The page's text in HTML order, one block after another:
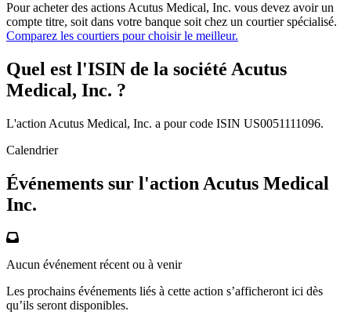
Pour acheter des actions Acutus Medical, Inc. vous devez avoir un
compte titre, soit dans votre banque soit chez un courtier spécialisé.
Comparez les courtiers pour choisir le meilleur.
Quel est l'ISIN de la société Acutus
Medical, Inc. ?
L'action Acutus Medical, Inc. a pour code ISIN US0051111096.
Calendrier
Événements sur l'action Acutus Medical
Inc.
Aucun événement récent ou à venir
Les prochains événements liés à cette action s’afficheront ici dès
qu’ils seront disponibles.